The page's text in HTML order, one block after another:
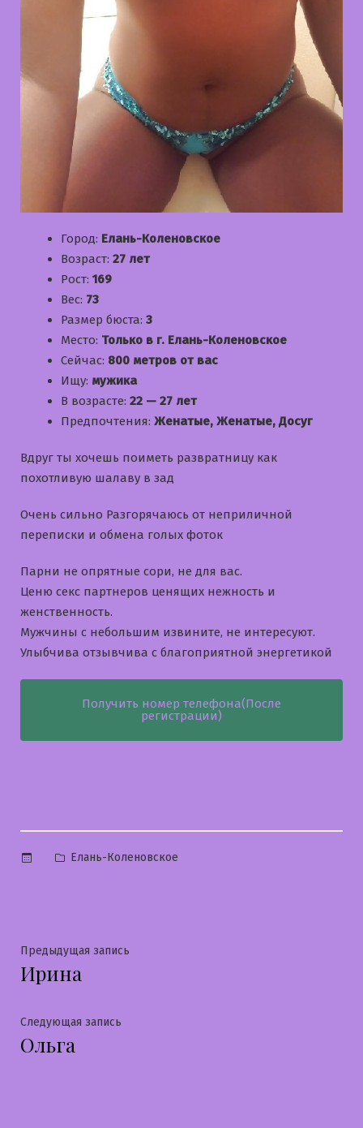
Город: Елань-Коленовское
Возраст: 27 лет
Рост: 169
Вес: 73
Размер бюста: 3
Место: Только в г. Елань-Коленовское
Сейчас: 800 метров от вас
Ищу: мужика
В возрасте: 22 — 27 лет
Предпочтения: Женатые, Женатые, Досуг
Вдруг ты хочешь поиметь развратницу как
похотливую шалаву в зад
Очень сильно Разгорячаюсь от неприличной
переписки и обмена голых фоток
Парни не опрятные сори, не для вас.
Ценю секс партнеров ценящих нежность и
женственность.
Мужчины с небольшим извините, не интересуют.
Улыбчива отзывчива с благоприятной энергетикой
Получить номер телефона(После
регистрации)
Опубликовано
Елань-Коленовское
Навигация
по
записям
Предыдущая запись
Ирина
Следующая запись
Ольга